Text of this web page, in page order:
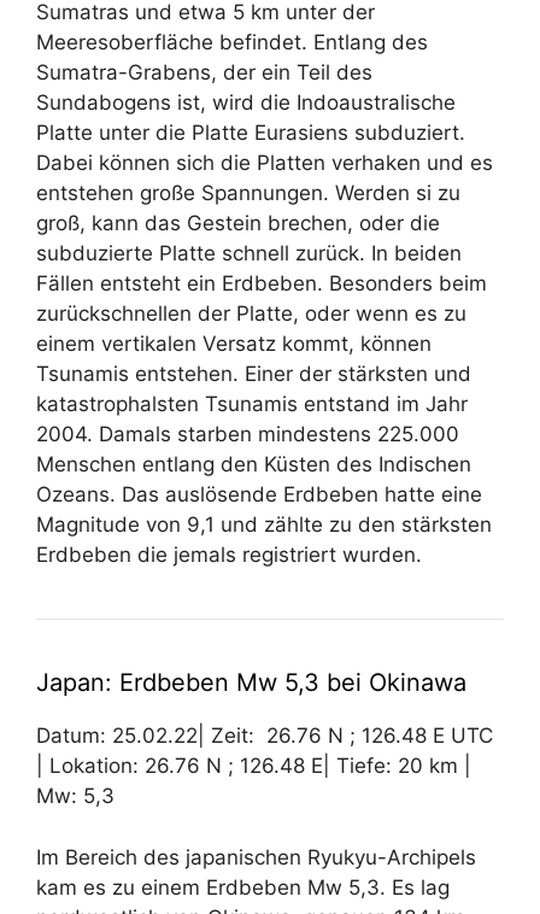
Sumatras und etwa 5 km unter der
Meeresoberfläche befindet. Entlang des
Sumatra-Grabens, der ein Teil des
Sundabogens ist, wird die Indoaustralische
Platte unter die Platte Eurasiens subduziert.
Dabei können sich die Platten verhaken und es
entstehen große Spannungen. Werden si zu
groß, kann das Gestein brechen, oder die
subduzierte Platte schnell zurück. In beiden
Fällen entsteht ein Erdbeben. Besonders beim
zurückschnellen der Platte, oder wenn es zu
einem vertikalen Versatz kommt, können
Tsunamis entstehen. Einer der stärksten und
katastrophalsten Tsunamis entstand im Jahr
2004. Damals starben mindestens 225.000
Menschen entlang den Küsten des Indischen
Ozeans. Das auslösende Erdbeben hatte eine
Magnitude von 9,1 und zählte zu den stärksten
Erdbeben die jemals registriert wurden.
Japan: Erdbeben Mw 5,3 bei Okinawa
Datum: 25.02.22| Zeit: 26.76 N ; 126.48 E UTC
| Lokation: 26.76 N ; 126.48 E| Tiefe: 20 km |
Mw: 5,3
Im Bereich des japanischen Ryukyu-Archipels
kam es zu einem Erdbeben Mw 5,3. Es lag